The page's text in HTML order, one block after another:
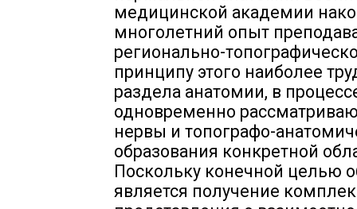
медицинской академии
многолетний опыт
регионально-
принципу этого наиболее
раздела анатомии, в
одновременно
нервы и топографо-
образования конкретной
Поскольку конечной целью
является получение